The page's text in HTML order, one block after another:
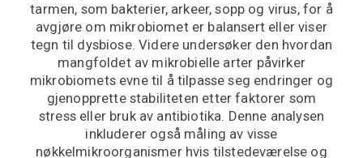
tarmen, som bakterier, arkeer, sopp og virus, for å
avgjøre om mikrobiomet er balansert eller viser
tegn til dysbiose. Videre undersøker den hvordan
mangfoldet av mikrobielle arter påvirker
mikrobiomets evne til å tilpasse seg endringer og
gjenopprette stabiliteten etter faktorer som
stress eller bruk av antibiotika. Denne analysen
inkluderer også måling av visse
nøkkelmikroorganismer hvis tilstedeværelse og